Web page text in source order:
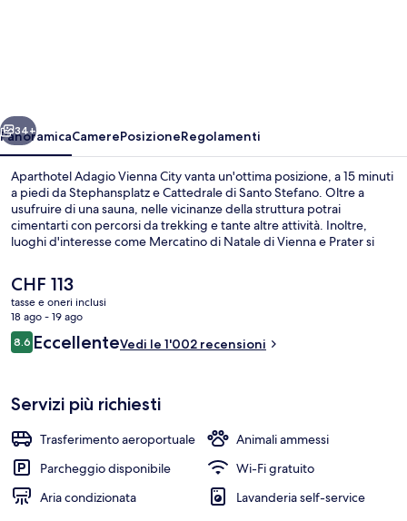
Avanti
34+
PanoramicaCamerePosizioneRegolamenti
Aparthotel Adagio Vienna City vanta un'ottima posizione, a 15 minuti
a piedi da Stephansplatz e Cattedrale di Santo Stefano. Oltre a
usufruire di una sauna, nelle vicinanze della struttura potrai
cimentarti con percorsi da trekking e tante altre attività. Inoltre,
luoghi d'interesse come Mercatino di Natale di Vienna e Prater si
personale gentile della struttura. La struttura è a pochi passi da
Fermata del tram di Julius-Raab-Platz, mentre Fermata del tram di
Hintere Zollamtsstraße si trova a 3 min a piedi.
Il
prezzo
attuale
è
CHF 113
CHF 113
tasse e oneri inclusi
18 ago - 19 ago
Recensioni
8.68.6 su 10
EccellenteVedi le 1'002 recensioni
Servizi più richiesti
Trasferimento aeroportuale
Animali ammessi
Parcheggio disponibile
Wi-Fi gratuito
Aria condizionata
Lavanderia self-service